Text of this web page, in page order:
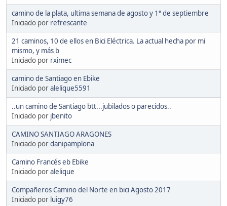
camino de la plata, ultima semana de agosto y 1ª de septiembre
Iniciado por refrescante
21 caminos, 10 de ellos en Bici Eléctrica. La actual hecha por mi
mismo, y más b
Iniciado por rximec
camino de Santiago en Ebike
Iniciado poralelique5591
..un camino de Santiago btt...jubilados o parecidos..
Iniciado por jbenito
CAMINO SANTIAGO ARAGONES
Iniciado pordanipamplona
Camino Francés eb Ebike
Iniciado poralelique
Compañeros Camino del Norte en bici Agosto 2017
Iniciado por luigy76